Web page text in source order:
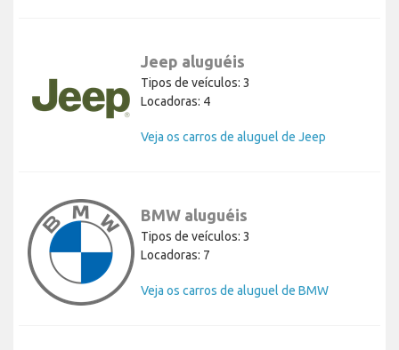
Jeep aluguéis
Tipos de veículos: 3
Locadoras: 4
Veja os carros de aluguel de Jeep
BMW aluguéis
Tipos de veículos: 3
Locadoras: 7
Veja os carros de aluguel de BMW